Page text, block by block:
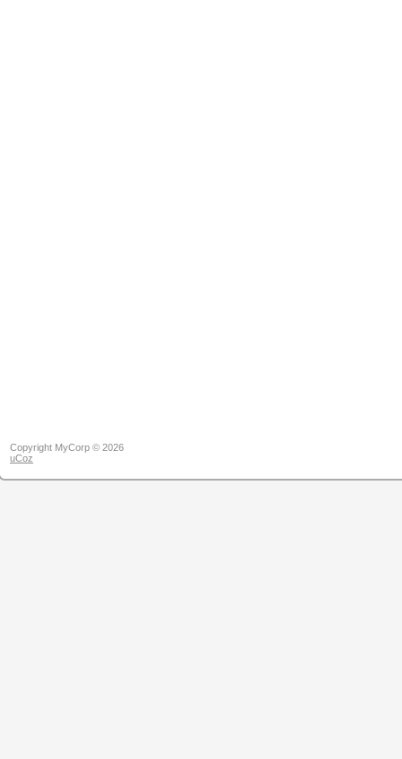
Copyright MyCorp © 2026
uCoz